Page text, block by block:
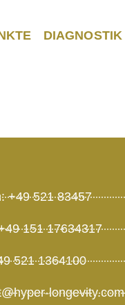
DIAGNOSTIK
+49 521 83457
151 17634317
521 1364100
longevity.com